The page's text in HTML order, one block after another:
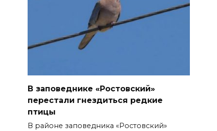
В заповеднике «Ростовский»
перестали гнездиться редкие
птицы
В районе заповедника «Ростовский»